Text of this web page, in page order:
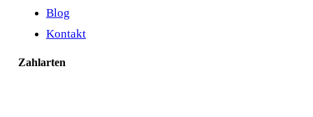
Blog
Kontakt
Zahlarten